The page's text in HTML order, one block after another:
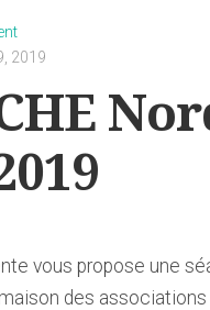
2019
vous propose une
des